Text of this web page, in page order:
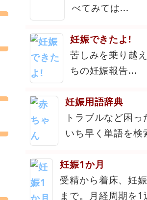
べてみては...
妊娠できたよ!
苦しみを乗り越
ちの妊娠報告...
妊娠用語辞典
トラブルなど困っ
いち早く単語を検
妊娠1か月
受精から着床、妊
まで。月経周期を1